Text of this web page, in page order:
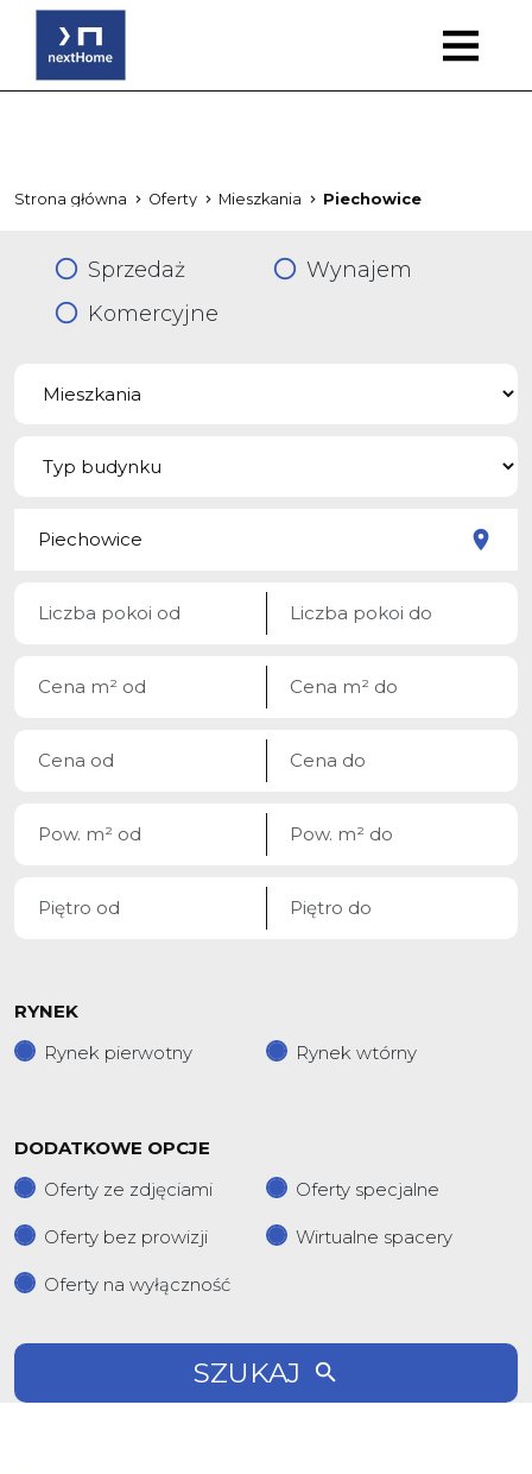
Strona główna Oferty Mieszkania Piechowice
Sprzedaż
Wynajem
Komercyjne
RYNEK
Rynek pierwotny
Rynek wtórny
DODATKOWE OPCJE
Oferty ze zdjęciami
Oferty specjalne
Oferty bez prowizji Wirtualne spacery
Oferty na wyłączność
SZUKAJ